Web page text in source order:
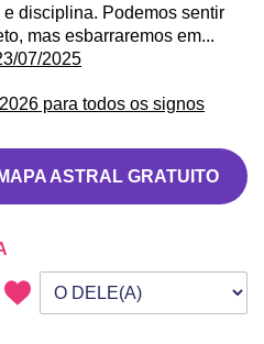
disciplina. Podemos sentir
mas esbarraremos em...
07/2025
para todos os signos
ASTRAL GRATUITO